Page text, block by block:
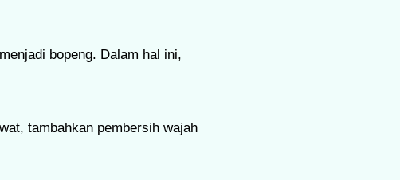
bopeng. Dalam hal ini,
tambahkan pembersih wajah